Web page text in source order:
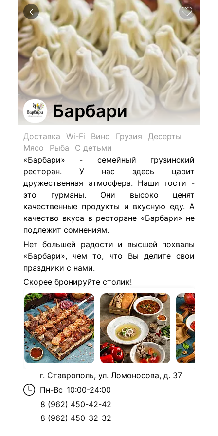
Барбари
Доставка Wi-Fi Вино Грузия
Десерты
Мясо
Рыба
С детьми
«Барбари» - семейный грузинский
ресторан. У нас здесь царит
дружественная атмосфера. Наши гости -
это гурманы. Они высоко ценят
качественные продукты и вкусную еду. А
качество вкуса в ресторане «Барбари» не
подлежит сомнениям.
Нет большей радости и высшей похвалы
«Барбари», чем то, что Вы делите свои
праздники с нами.
Скорее бронируйте столик!
г. Ставрополь, ул. Ломоносова, д. 37
Пн-Вс 10:00-24:00
8 (962) 450-42-42
8 (962) 450-32-32